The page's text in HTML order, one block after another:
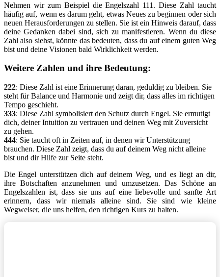
Nehmen wir zum Beispiel die Engelszahl 111. Diese Zahl taucht
häufig auf, wenn es darum geht, etwas Neues zu beginnen oder sich
neuen Herausforderungen zu stellen. Sie ist ein Hinweis darauf, dass
deine Gedanken dabei sind, sich zu manifestieren. Wenn du diese
Zahl also siehst, könnte das bedeuten, dass du auf einem guten Weg
bist und deine Visionen bald Wirklichkeit werden.
Weitere Zahlen und ihre Bedeutung:
222: Diese Zahl ist eine Erinnerung daran, geduldig zu bleiben. Sie
steht für Balance und Harmonie und zeigt dir, dass alles im richtigen
Tempo geschieht.
333: Diese Zahl symbolisiert den Schutz durch Engel. Sie ermutigt
dich, deiner Intuition zu vertrauen und deinen Weg mit Zuversicht
zu gehen.
444: Sie taucht oft in Zeiten auf, in denen wir Unterstützung
brauchen. Diese Zahl zeigt, dass du auf deinem Weg nicht alleine
bist und dir Hilfe zur Seite steht.
Die Engel unterstützen dich auf deinem Weg, und es liegt an dir,
ihre Botschaften anzunehmen und umzusetzen. Das Schöne an
Engelszahlen ist, dass sie uns auf eine liebevolle und sanfte Art
erinnern, dass wir niemals alleine sind. Sie sind wie kleine
Wegweiser, die uns helfen, den richtigen Kurs zu halten.